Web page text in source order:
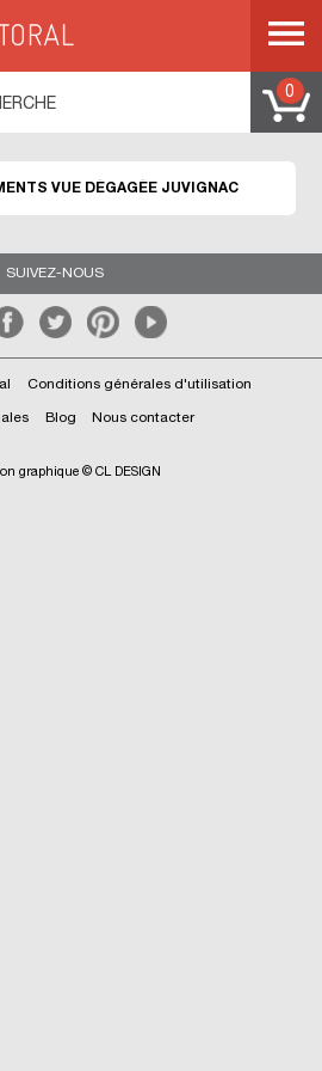
> LANGUEDOC ROUSSILLON HERAULT>
0
VUE DÉGAGÉE JUVIGNAC
SUIVEZ-NOUS
Conditions générales d'utilisation
Blog Nous contacter
graphique © CL DESIGN